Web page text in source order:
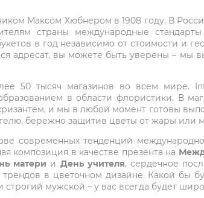
Максом Хюбнером в 1908 году. В
страны международные
в год независимо от стоимости и
адресат, вы можете быть уверены – мы
50 тысяч магазинов во всем мире.
в области флористики. В
и мы в любой момент готовы
бережно защитив цветы от жары или
современных тенденций
композиция в качестве презента на
матери и День учителя, сердечное
в цветочном дизайне. Какой бы
мужской – у вас всегда будет